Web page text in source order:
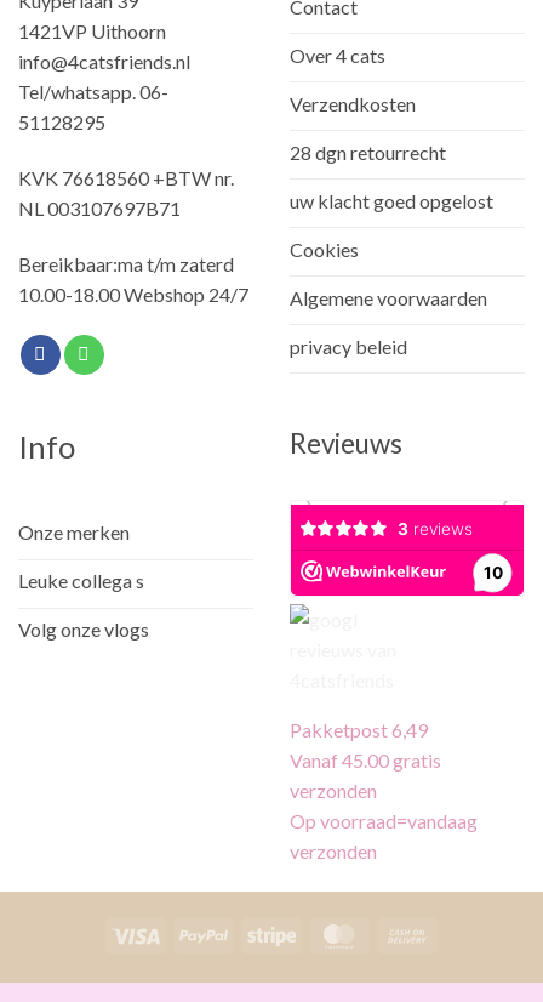
1421VP Uithoorn
info@4catsfriends.nl
Tel/whatsapp. 06-
51128295
KVK 76618560 +BTW nr.
NL 003107697B71
Bereikbaar:ma t/m zaterd
10.00-18.00 Webshop 24/7
Contact
Over 4 cats
Verzendkosten
28 dgn retourrecht
uw klacht goed opgelost
Cookies
Algemene voorwaarden
privacy beleid
Info
Onze merken
Leuke collega s
Volg onze vlogs
Revieuws
Pakketpost 6,49
Vanaf 45.00 gratis
verzonden
Op voorraad=vandaag
verzonden
Visa PayPal Stripe MasterCard
Delivery